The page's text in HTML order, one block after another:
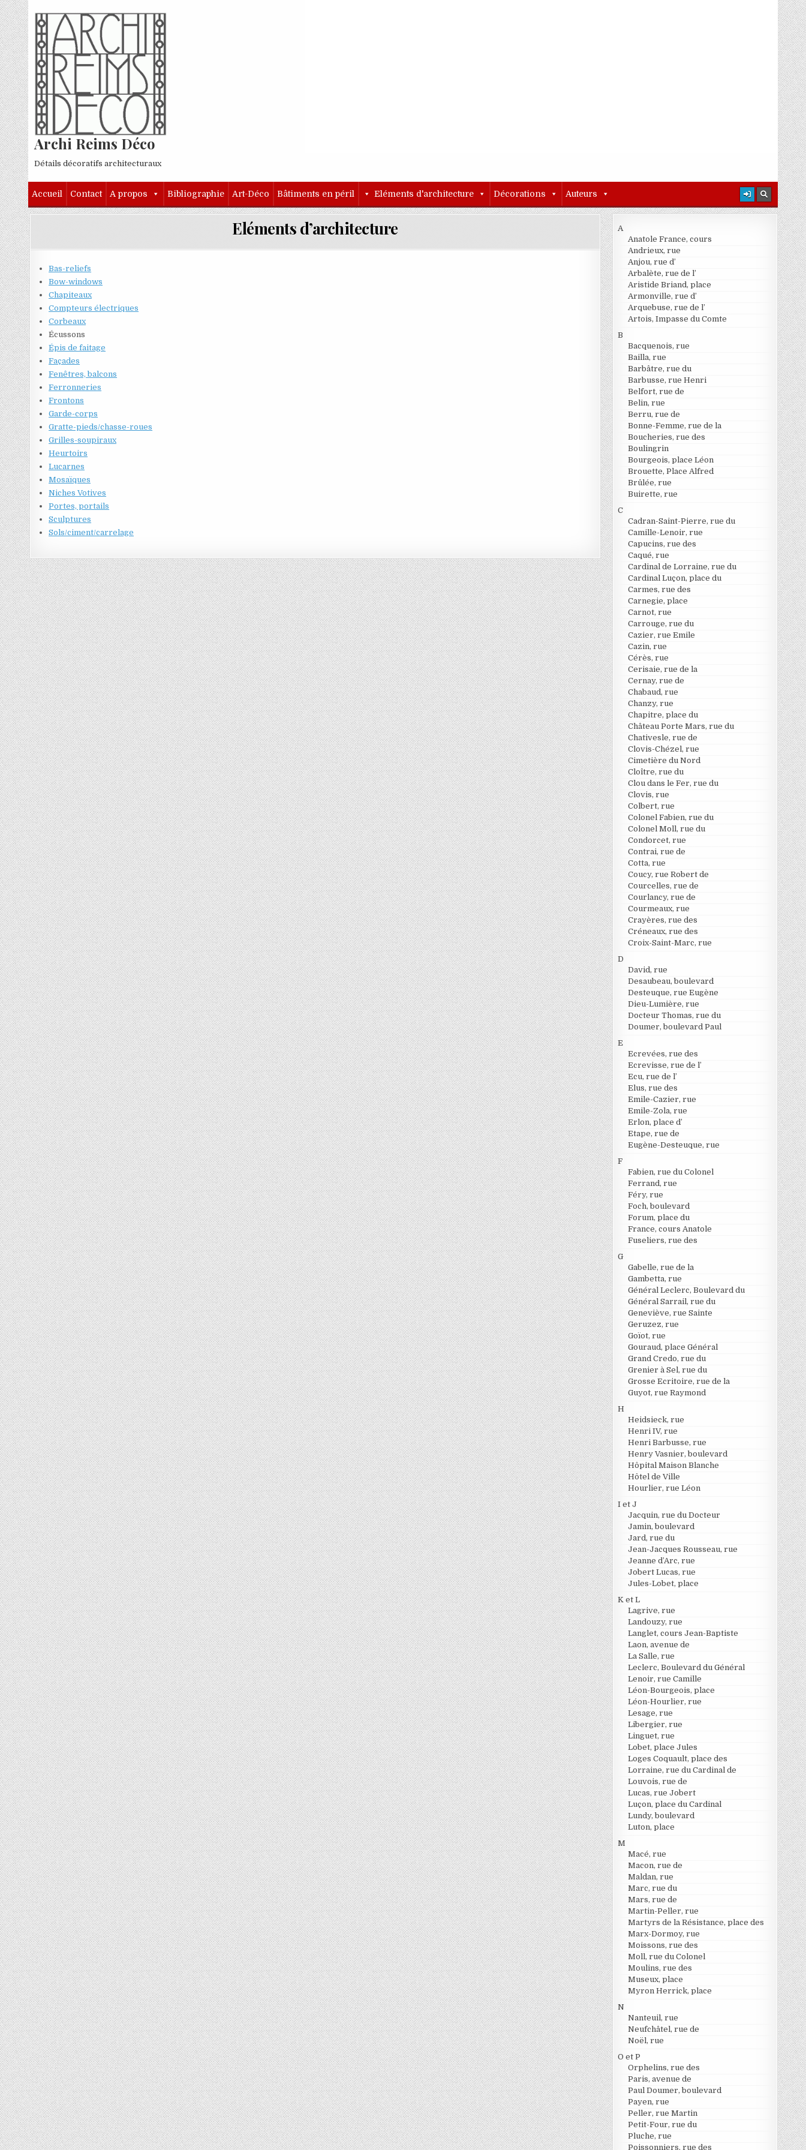
Skip to content
Archi Reims Déco
Détails décoratifs architecturaux
Accueil Contact A propos Bibliographie Art-Déco Bâtiments en péril Eléments d'architecture Décorations Auteurs
Eléments d’architecture
Bas-reliefs
Bow-windows
Chapiteaux
Compteurs électriques
Corbeaux
Écussons
Épis de faitage
Façades
Fenêtres, balcons
Ferronneries
Frontons
Garde-corps
Gratte-pieds/chasse-roues
Grilles-soupiraux
Heurtoirs
Lucarnes
Mosaïques
Niches Votives
Portes, portails
Sculptures
Sols/ciment/carrelage
A
Anatole France, cours
Andrieux, rue
Anjou, rue d’
Arbalète, rue de l’
Aristide Briand, place
Armonville, rue d’
Arquebuse, rue de l’
Artois, Impasse du Comte
B
Bacquenois, rue
Bailla, rue
Barbâtre, rue du
Barbusse, rue Henri
Belfort, rue de
Belin, rue
Berru, rue de
Bonne-Femme, rue de la
Boucheries, rue des
Boulingrin
Bourgeois, place Léon
Brouette, Place Alfred
Brûlée, rue
Buirette, rue
C
Cadran-Saint-Pierre, rue du
Camille-Lenoir, rue
Capucins, rue des
Caqué, rue
Cardinal de Lorraine, rue du
Cardinal Luçon, place du
Carmes, rue des
Carnegie, place
Carnot, rue
Carrouge, rue du
Cazier, rue Emile
Cazin, rue
Cérès, rue
Cerisaie, rue de la
Cernay, rue de
Chabaud, rue
Chanzy, rue
Chapitre, place du
Château Porte Mars, rue du
Chativesle, rue de
Clovis-Chézel, rue
Cimetière du Nord
Cloître, rue du
Clou dans le Fer, rue du
Clovis, rue
Colbert, rue
Colonel Fabien, rue du
Colonel Moll, rue du
Condorcet, rue
Contrai, rue de
Cotta, rue
Coucy, rue Robert de
Courcelles, rue de
Courlancy, rue de
Courmeaux, rue
Crayères, rue des
Créneaux, rue des
Croix-Saint-Marc, rue
D
David, rue
Desaubeau, boulevard
Desteuque, rue Eugène
Dieu-Lumière, rue
Docteur Thomas, rue du
Doumer, boulevard Paul
E
Ecrevées, rue des
Ecrevisse, rue de l’
Ecu, rue de l’
Elus, rue des
Emile-Cazier, rue
Emile-Zola, rue
Erlon, place d’
Etape, rue de
Eugène-Desteuque, rue
F
Fabien, rue du Colonel
Ferrand, rue
Féry, rue
Foch, boulevard
Forum, place du
France, cours Anatole
Fuseliers, rue des
G
Gabelle, rue de la
Gambetta, rue
Général Leclerc, Boulevard du
Général Sarrail, rue du
Geneviève, rue Sainte
Geruzez, rue
Goïot, rue
Gouraud, place Général
Grand Credo, rue du
Grenier à Sel, rue du
Grosse Ecritoire, rue de la
Guyot, rue Raymond
H
Heidsieck, rue
Henri IV, rue
Henri Barbusse, rue
Henry Vasnier, boulevard
Hôpital Maison Blanche
Hôtel de Ville
Hourlier, rue Léon
I et J
Jacquin, rue du Docteur
Jamin, boulevard
Jard, rue du
Jean-Jacques Rousseau, rue
Jeanne d’Arc, rue
Jobert Lucas, rue
Jules-Lobet, place
K et L
Lagrive, rue
Landouzy, rue
Langlet, cours Jean-Baptiste
Laon, avenue de
La Salle, rue
Leclerc, Boulevard du Général
Lenoir, rue Camille
Léon-Bourgeois, place
Léon-Hourlier, rue
Lesage, rue
Libergier, rue
Linguet, rue
Lobet, place Jules
Loges Coquault, place des
Lorraine, rue du Cardinal de
Louvois, rue de
Lucas, rue Jobert
Luçon, place du Cardinal
Lundy, boulevard
Luton, place
M
Macé, rue
Macon, rue de
Maldan, rue
Marc, rue du
Mars, rue de
Martin-Peller, rue
Martyrs de la Résistance, place des
Marx-Dormoy, rue
Moissons, rue des
Moll, rue du Colonel
Moulins, rue des
Museux, place
Myron Herrick, place
N
Nanteuil, rue
Neufchâtel, rue de
Noël, rue
O et P
Orphelins, rue des
Paris, avenue de
Paul Doumer, boulevard
Payen, rue
Peller, rue Martin
Petit-Four, rue du
Pluche, rue
Poissonniers, rue des